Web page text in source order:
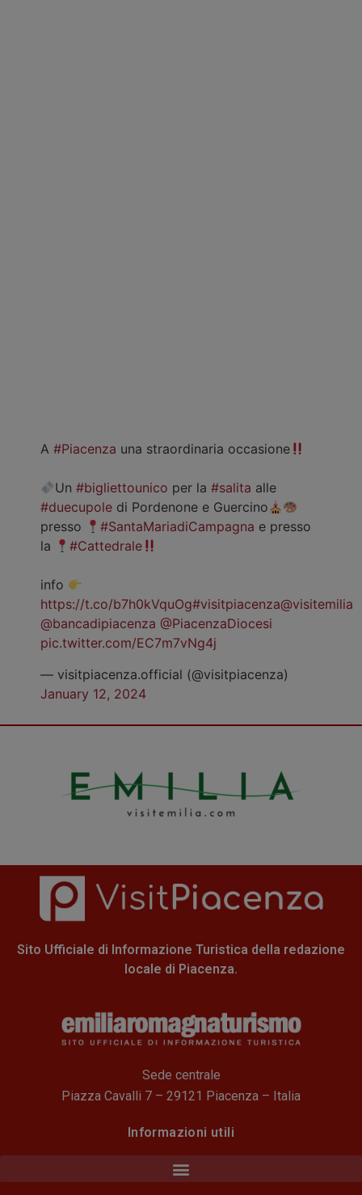
A #Piacenza una straordinaria occasione
Un#bigliettounico per la#salita alle
#duecupole di Pordenone e Guercino
presso
#SantaMariadiCampagna e presso
la
#Cattedrale
info
https://t.co/b7h0kVquOg#visitpiacenza@visitemilia
@bancadipiacenza @PiacenzaDiocesi
pic.twitter.com/EC7m7vNg4j
— visitpiacenza.official (@visitpiacenza)
January 12, 2024
Sito Ufficiale di Informazione Turistica della redazione
locale di Piacenza.
Sede centrale
Piazza Cavalli 7 – 29121 Piacenza – Italia
Informazioni utili